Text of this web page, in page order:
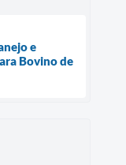
e
Bovino de